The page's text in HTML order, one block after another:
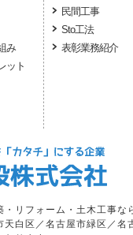
み
ット
民間工事
Sto工法
表彰業務紹介
リフォーム・土木工事な
天白区／名古屋市緑区／